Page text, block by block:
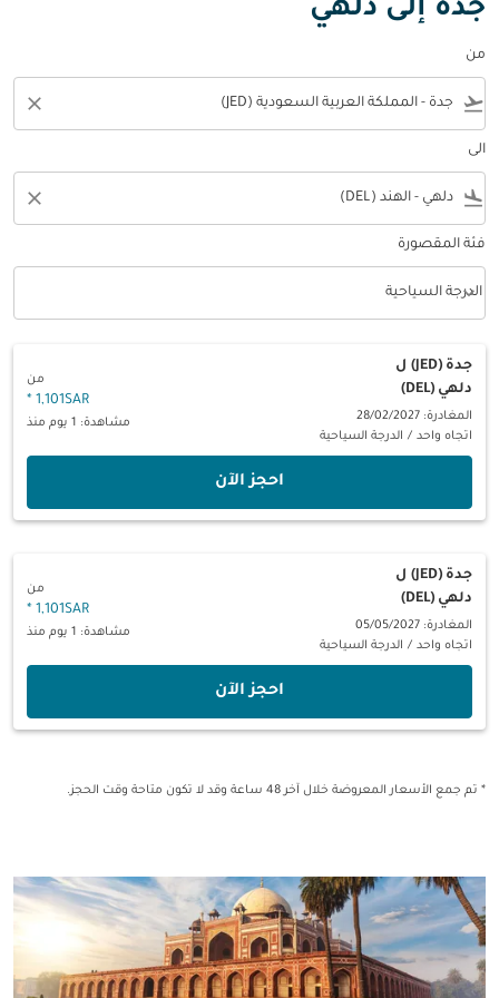
جدة إلى دلهي
من
flight_takeoff
close
الى
flight_land
close
فئة المقصورة
فئة المقصورة option الدرجة السياحية Selected
الدرجة السياحية
keyboard_arrow_down
جدة (JED)
ل
دلهي (DEL)
المغادرة: 28/02/2027
اتجاه واحد / الدرجة السياحية
من
1,101SAR
*
مشاهدة: 1 يوم منذ
‫احجز الآن‬
جدة (JED)
ل
دلهي (DEL)
المغادرة: 05/05/2027
اتجاه واحد / الدرجة السياحية
من
1,101SAR
*
مشاهدة: 1 يوم منذ
‫احجز الآن‬
* تم جمع الأسعار المعروضة خلال آخر 48 ساعة وقد لا تكون متاحة وقت الحجز.